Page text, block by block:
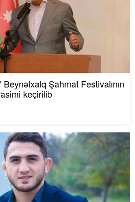
Şahmat Festivalının
keçirilib